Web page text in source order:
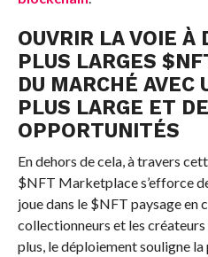
OUVRIR LA VOIE À
PLUS LARGES
DU MARCHÉ AVEC
PLUS LARGE ET
OPPORTUNITÉS
En dehors de cela, à travers
$NFT Marketplace s’efforce
joue dans le $NFT paysage en
collectionneurs et les créateurs
plus, le déploiement souligne